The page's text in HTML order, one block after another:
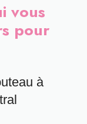
vous
pour
à